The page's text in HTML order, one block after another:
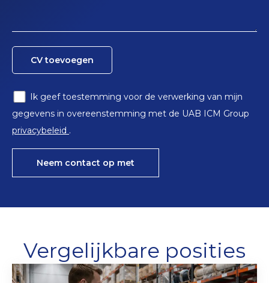
CV toevoegen
Ik geef toestemming voor de verwerking van mijn
gegevens in overeenstemming met de UAB ICM Group
privacybeleid .
Neem contact op met
Vergelijkbare posities